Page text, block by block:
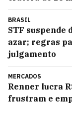
BRASIL
STF suspende
azar; regras
julgamento
MERCADOS
Renner lucra
frustram e